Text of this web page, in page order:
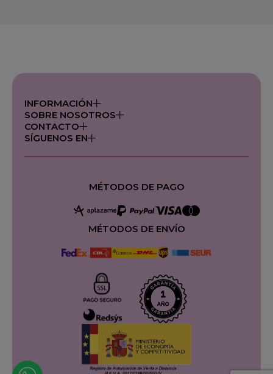
INFORMACIÓN
SOBRE NOSOTROS
CONTACTO
SÍGUENOS EN
MÉTODOS DE PAGO
MÉTODOS DE ENVÍO